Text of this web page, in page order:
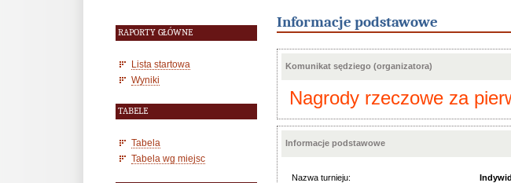
RAPORTY GŁÓWNE
Lista startowa
Wyniki
TABELE
Tabela
Tabela wg miejsc
Informacje podstawowe
Komunikat sędziego (organizatora)
Nagrody rzeczowe za
Informacje podstawowe
Nazwa turnieju: